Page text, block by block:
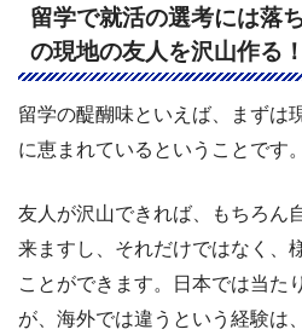
留学で就活の選考には落
の現地の友人を沢山作る！
留学の醍醐味といえば、まずは
に恵まれているということです。
友人が沢山できれば、もちろん
来ますし、それだけではなく、
ことができます。日本では当た
が、海外では違うという経験は